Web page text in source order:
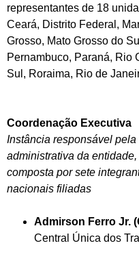
representantes de 18
Ceará, Distrito Federal,
Grosso, Mato Grosso do
Pernambuco, Paraná, Rio
Sul, Roraima, Rio de
Coordenação Executiva
Instância responsável
administrativa da
composta por sete
nacionais filiadas
Admirson Ferro Jr.
Central Única dos